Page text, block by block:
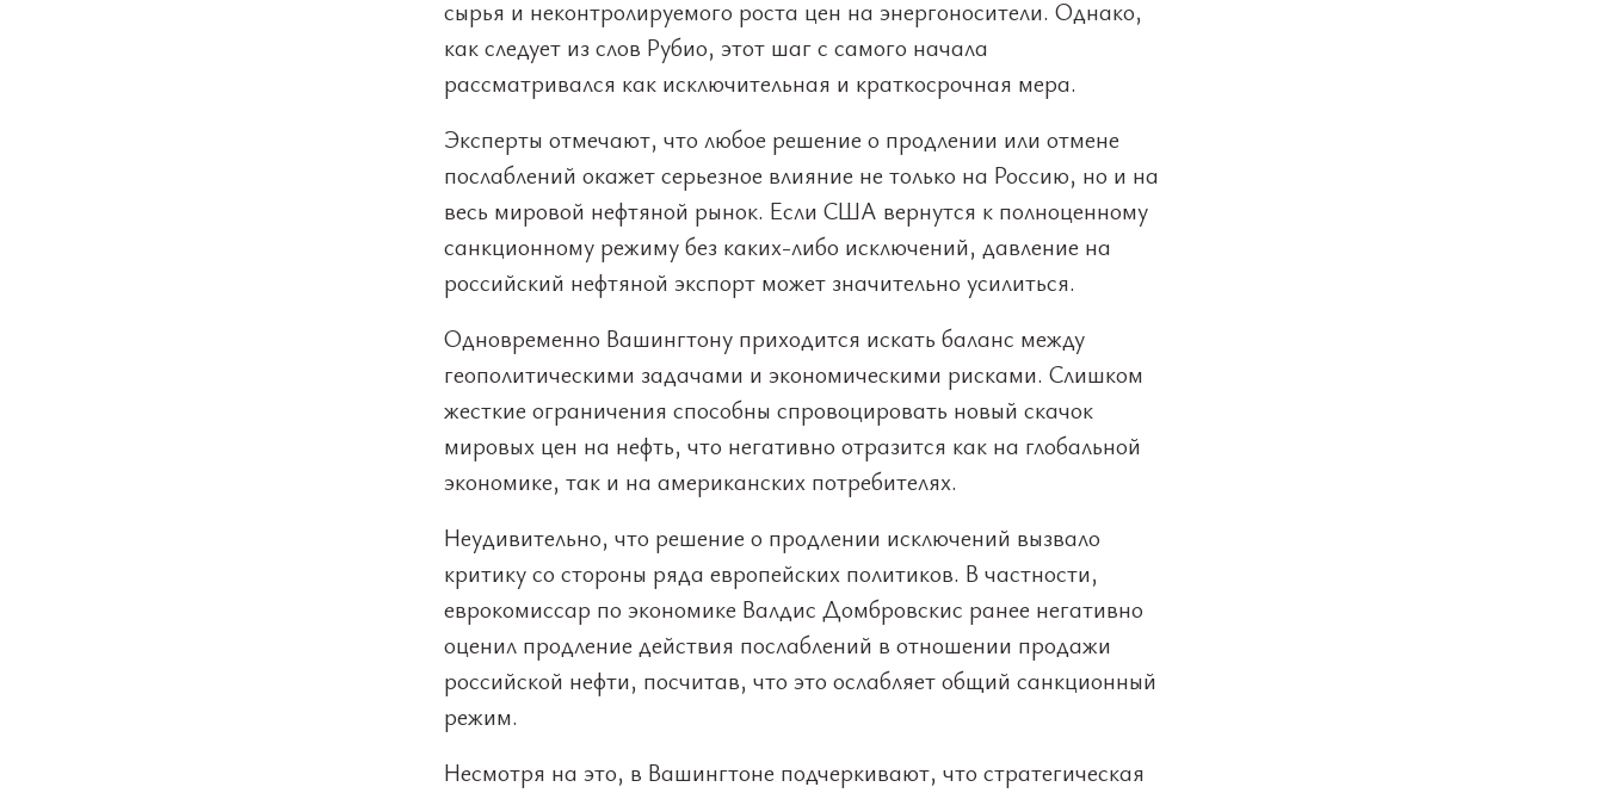
сырья и неконтролируемого роста цен на энергоносители. Однако,
как следует из слов Рубио, этот шаг с самого начала
рассматривался как исключительная и краткосрочная мера.
Эксперты отмечают, что любое решение о продлении или отмене
послаблений окажет серьезное влияние не только на Россию, но и на
весь мировой нефтяной рынок. Если США вернутся к полноценному
санкционному режиму без каких-либо исключений, давление на
российский нефтяной экспорт может значительно усилиться.
Одновременно Вашингтону приходится искать баланс между
геополитическими задачами и экономическими рисками. Слишком
жесткие ограничения способны спровоцировать новый скачок
мировых цен на нефть, что негативно отразится как на глобальной
экономике, так и на американских потребителях.
Неудивительно, что решение о продлении исключений вызвало
критику со стороны ряда европейских политиков. В частности,
еврокомиссар по экономике Валдис Домбровскис ранее негативно
оценил продление действия послаблений в отношении продажи
российской нефти, посчитав, что это ослабляет общий санкционный
режим.
Несмотря на это, в Вашингтоне подчеркивают, что стратегическая